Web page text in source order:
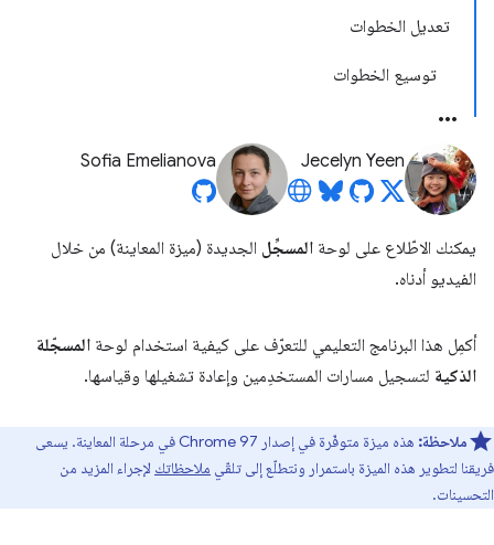
تعديل الخطوات
توسيع الخطوات
Jecelyn Yeen
Sofia Emelianova
يمكنك الاطّلاع على لوحة المسجِّل الجديدة (ميزة المعاينة) من خلال
الفيديو أدناه.
أكمِل هذا البرنامج التعليمي للتعرّف على كيفية استخدام لوحة المسجّلة
الذكية لتسجيل مسارات المستخدِمين وإعادة تشغيلها وقياسها.
ملاحظة:
هذه ميزة متوفّرة في إصدار Chrome 97 في مرحلة المعاينة. يسعى
فريقنا لتطوير هذه الميزة باستمرار ونتطلّع إلى تلقّي ملاحظاتك لإجراء المزيد من
التحسينات.